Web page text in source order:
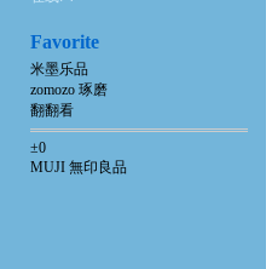
Favorite
米墨乐品
zomozo 琢磨
翻翻看
±0
MUJI 無印良品